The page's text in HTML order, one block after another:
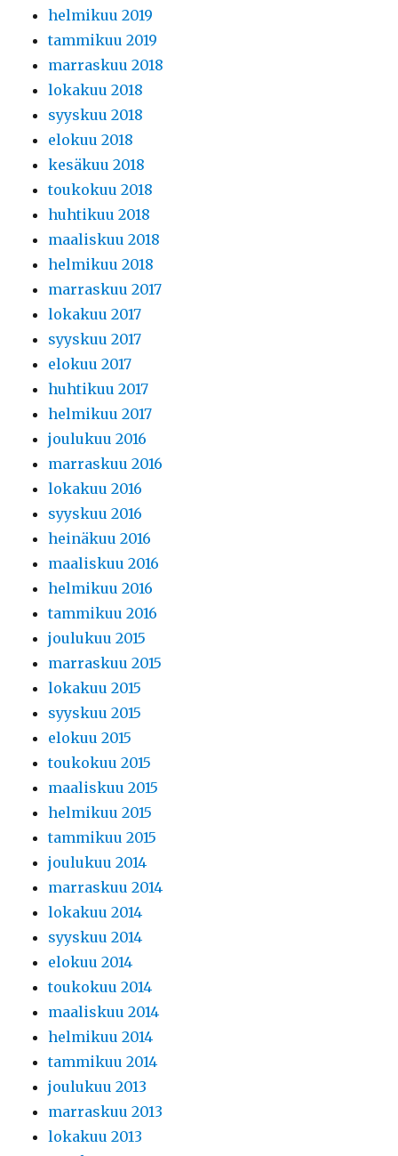
helmikuu 2019
tammikuu 2019
marraskuu 2018
lokakuu 2018
syyskuu 2018
elokuu 2018
kesäkuu 2018
toukokuu 2018
huhtikuu 2018
maaliskuu 2018
helmikuu 2018
marraskuu 2017
lokakuu 2017
syyskuu 2017
elokuu 2017
huhtikuu 2017
helmikuu 2017
joulukuu 2016
marraskuu 2016
lokakuu 2016
syyskuu 2016
heinäkuu 2016
maaliskuu 2016
helmikuu 2016
tammikuu 2016
joulukuu 2015
marraskuu 2015
lokakuu 2015
syyskuu 2015
elokuu 2015
toukokuu 2015
maaliskuu 2015
helmikuu 2015
tammikuu 2015
joulukuu 2014
marraskuu 2014
lokakuu 2014
syyskuu 2014
elokuu 2014
toukokuu 2014
maaliskuu 2014
helmikuu 2014
tammikuu 2014
joulukuu 2013
marraskuu 2013
lokakuu 2013